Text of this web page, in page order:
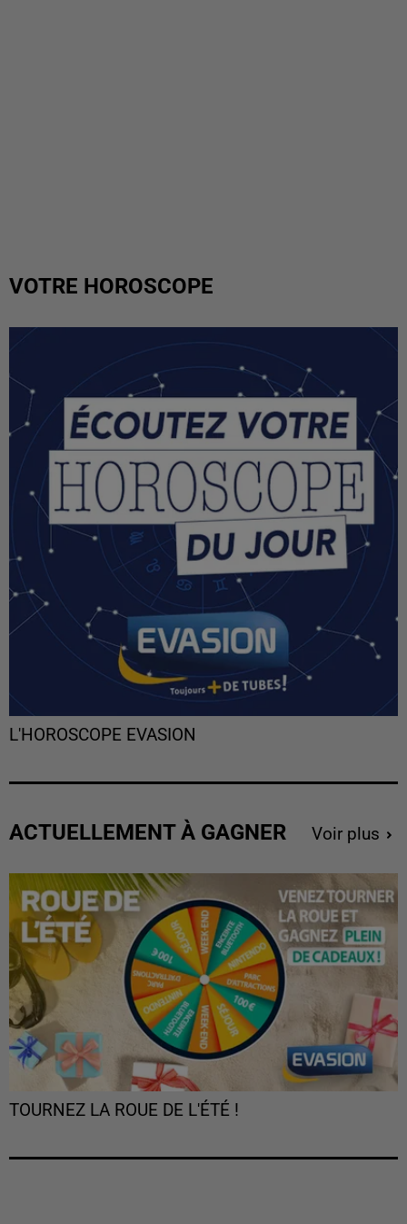
VOTRE HOROSCOPE
L'HOROSCOPE EVASION
ACTUELLEMENT À GAGNER Voir plus
TOURNEZ LA ROUE DE L'ÉTÉ !